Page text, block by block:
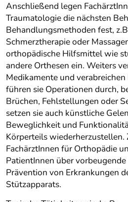
Anschließend legen
Traumatologie die nächsten
Behandlungsmethoden fest,
Schmerztherapie oder
orthopädische Hilfsmittel wie
andere Orthesen ein. Weiters
Medikamente und
führen sie Operationen durch,
Brüchen, Fehlstellungen oder
setzen sie auch künstliche
Beweglichkeit und
Körperteils wiederherzustellen.
FachärztInnen für Orthopädie
PatientInnen über
Prävention von Erkrankungen
Stützapparats.